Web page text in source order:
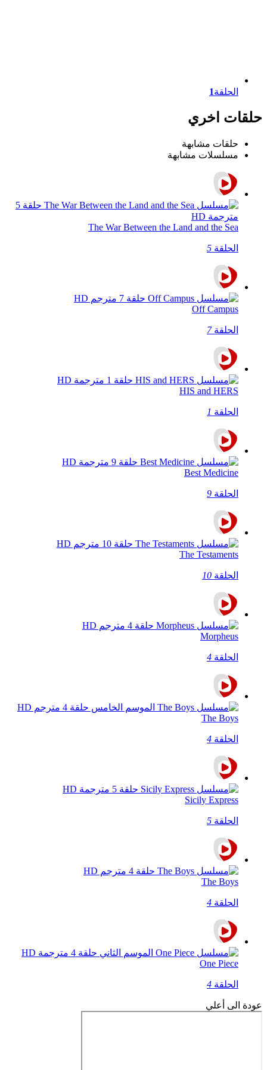
الحلقة1
حلقات اخري
حلقات مشابهة
مسلسلات مشابهة
The War Between the Land and the Sea
الحلقة 5
Off Campus
الحلقة7
HIS and HERS
الحلقة 1
Best Medicine
الحلقة 9
The Testaments
الحلقة 10
Morpheus
الحلقة 4
The Boys
الحلقة 4
Sicily Express
الحلقة 5
The Boys
الحلقة 4
One Piece
الحلقة 4
عودة الى أعلي